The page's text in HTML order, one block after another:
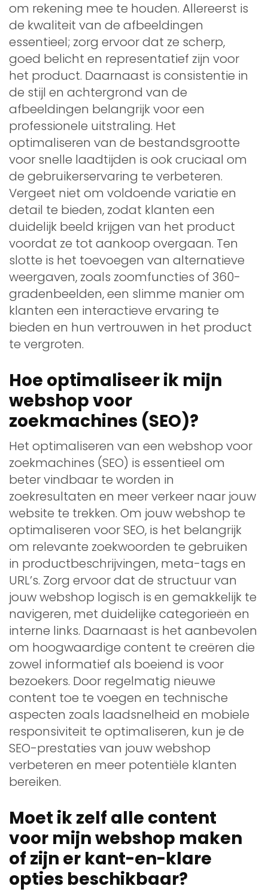
om rekening mee te houden. Allereerst is
de kwaliteit van de afbeeldingen
essentieel; zorg ervoor dat ze scherp,
goed belicht en representatief zijn voor
het product. Daarnaast is consistentie in
de stijl en achtergrond van de
afbeeldingen belangrijk voor een
professionele uitstraling. Het
optimaliseren van de bestandsgrootte
voor snelle laadtijden is ook cruciaal om
de gebruikerservaring te verbeteren.
Vergeet niet om voldoende variatie en
detail te bieden, zodat klanten een
duidelijk beeld krijgen van het product
voordat ze tot aankoop overgaan. Ten
slotte is het toevoegen van alternatieve
weergaven, zoals zoomfuncties of 360-
gradenbeelden, een slimme manier om
klanten een interactieve ervaring te
bieden en hun vertrouwen in het product
te vergroten.
Hoe optimaliseer ik mijn
webshop voor
zoekmachines (SEO)?
Het optimaliseren van een webshop voor
zoekmachines (SEO) is essentieel om
beter vindbaar te worden in
zoekresultaten en meer verkeer naar jouw
website te trekken. Om jouw webshop te
optimaliseren voor SEO, is het belangrijk
om relevante zoekwoorden te gebruiken
in productbeschrijvingen, meta-tags en
URL’s. Zorg ervoor dat de structuur van
jouw webshop logisch is en gemakkelijk te
navigeren, met duidelijke categorieën en
interne links. Daarnaast is het aanbevolen
om hoogwaardige content te creëren die
zowel informatief als boeiend is voor
bezoekers. Door regelmatig nieuwe
content toe te voegen en technische
aspecten zoals laadsnelheid en mobiele
responsiviteit te optimaliseren, kun je de
SEO-prestaties van jouw webshop
verbeteren en meer potentiële klanten
bereiken.
Moet ik zelf alle content
voor mijn webshop maken
of zijn er kant-en-klare
opties beschikbaar?